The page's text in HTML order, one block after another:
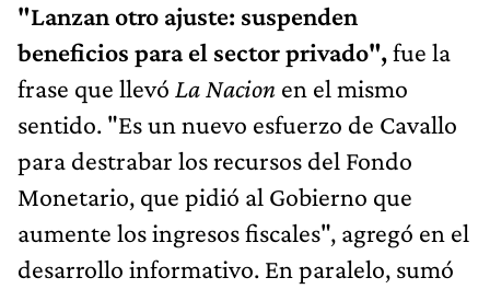
"Lanzan otro ajuste: suspenden
beneficios para el sector privado",fue la
frase que llevó La Nacion en el mismo
sentido. "Es un nuevo esfuerzo de Cavallo
para destrabar los recursos del Fondo
Monetario, que pidió al Gobierno que
aumente los ingresos fiscales", agregó en el
desarrollo informativo. En paralelo, sumó